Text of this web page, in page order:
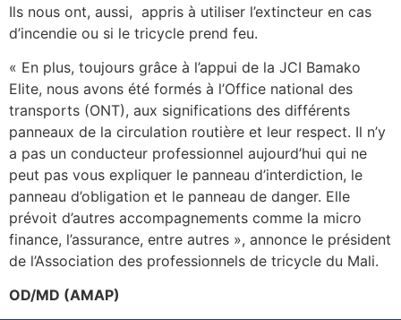
Ils nous ont, aussi, appris à utiliser l’extincteur en cas
d’incendie ou si le tricycle prend feu.
« En plus, toujours grâce à l’appui de la JCI Bamako
Elite, nous avons été formés à l’Office national des
transports (ONT), aux significations des différents
panneaux de la circulation routière et leur respect. Il n’y
a pas un conducteur professionnel aujourd’hui qui ne
peut pas vous expliquer le panneau d’interdiction, le
panneau d’obligation et le panneau de danger. Elle
prévoit d’autres accompagnements comme la micro
finance, l’assurance, entre autres », annonce le président
de l’Association des professionnels de tricycle du Mali.
OD/MD (AMAP)